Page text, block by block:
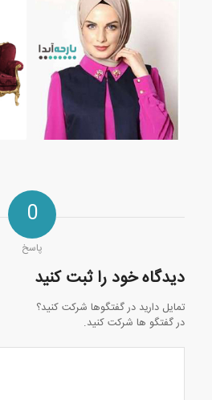
0
پاسخ
دیدگاه خود را ثبت کنید
تمایل دارید در گفتگوها شرکت کنید؟
در گفتگو ها شرکت کنید.